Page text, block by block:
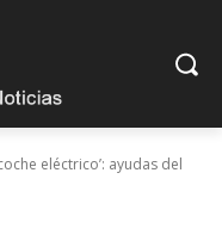
eléctrico’: ayudas del